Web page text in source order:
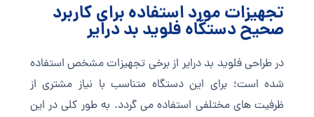
تجهیزات مورد استفاده برای کاربرد
صحیح دستگاه فلوید بد درایر
در طراحی فلوید بد درایر از برخی تجهیزات مشخص استفاده
شده است؛ برای این دستگاه متناسب با نیاز مشتری از
ظرفیت های مختلفی استفاده می گردد. به طور کلی در این